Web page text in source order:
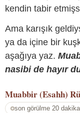
kendin tabir
Ama karışık
ya da içine bir
aşağıya yaz.
nasibi de hayır
Muabbir (Esahh)
son görülme 20